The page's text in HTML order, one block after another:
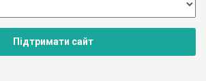
Підтримати сайт